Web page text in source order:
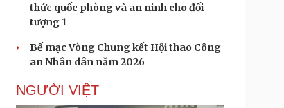
thức quốc phòng và an ninh cho đối
tượng 1
Bế mạc Vòng Chung kết Hội thao Công
an Nhân dân năm 2026
NGƯỜI VIỆT